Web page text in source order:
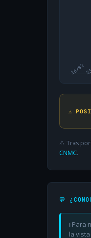
16/02
⚠️
⚠️ Tras
CNMC.
💬
ℹ️ Para
la